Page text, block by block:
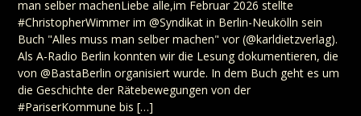
man selber machenLiebe alle,im Februar 2026 stellte
#ChristopherWimmer im @Syndikat in Berlin-Neukölln sein
Buch "Alles muss man selber machen" vor (@karldietzverlag).
Als A-Radio Berlin konnten wir die Lesung dokumentieren, die
von @BastaBerlin organisiert wurde. In dem Buch geht es um
die Geschichte der Rätebewegungen von der
#PariserKommune bis […]